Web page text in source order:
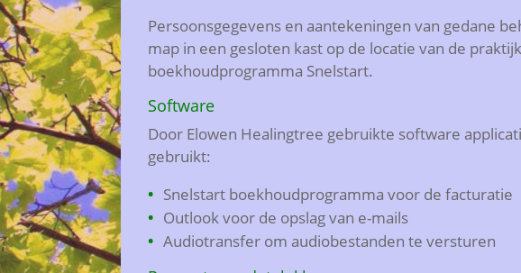
Persoonsgegevens en aantekeningen van gedane
map in een gesloten kast op de locatie van de
boekhoudprogramma Snelstart.
Software
Door Elowen Healingtree gebruikte software
gebruikt:
Snelstart boekhoudprogramma voor de facturatie
Outlook voor de opslag van e-mails
Audiotransfer om audiobestanden te versturen